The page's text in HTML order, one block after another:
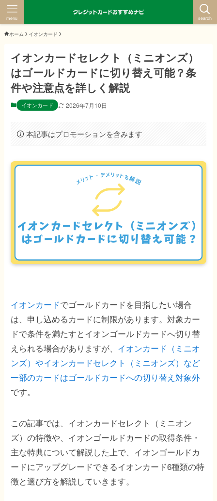
search
menu
ホーム イオンカード
イオンカードセレクト（ミニオンズ）
はゴールドカードに切り替え可能？条
件や注意点を詳しく解説
イオンカード 2026年7月10日
本記事はプロモーションを含みます
イオンカードでゴールドカードを目指したい場合
は、申し込めるカードに制限があります。対象カー
ドで条件を満たすとイオンゴールドカードへ切り替
えられる場合がありますが、 イオンカード（ミニオ
ンズ）やイオンカードセレクト（ミニオンズ）など
一部のカードはゴールドカードへの切り替え対象外
です。
この記事では、イオンカードセレクト（ミニオン
ズ）の特徴や、イオンゴールドカードの取得条件・
主な特典について解説した上で、イオンゴールドカ
ードにアップグレードできるイオンカード6種類の特
徴と選び方を解説していきます。